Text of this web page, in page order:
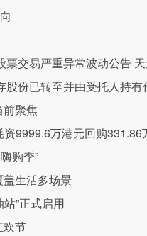
交易严重异常波动公告
份已转至并由受托人持
聚焦
9999.6万港元回购331.86
购季”
生活多场景
”正式启用
欢节